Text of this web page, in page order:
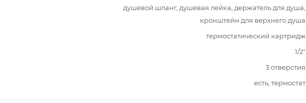
душевой шланг, душевая лейка, держатель для душа,
кронштейн для верхнего душа
термостатический картридж
1/2"
3 отверстия
есть, термостат